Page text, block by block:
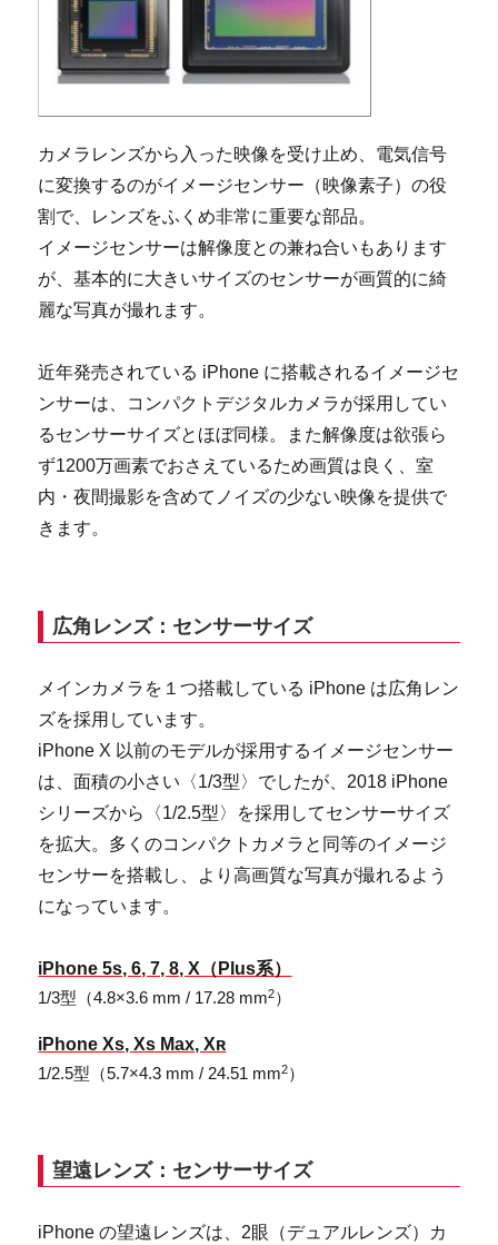
カメラレンズから入った映像を受け止め、電気信号
に変換するのがイメージセンサー（映像素子）の役
割で、レンズをふくめ非常に重要な部品。
イメージセンサーは解像度との兼ね合いもあります
が、基本的に大きいサイズのセンサーが画質的に綺
麗な写真が撮れます。
近年発売されている iPhone に搭載されるイメージセ
ンサーは、コンパクトデジタルカメラが採用してい
るセンサーサイズとほぼ同様。また解像度は欲張ら
ず1200万画素でおさえているため画質は良く、室
内・夜間撮影を含めてノイズの少ない映像を提供で
きます。
広角レンズ：センサーサイズ
メインカメラを１つ搭載している iPhone は広角レン
ズを採用しています。
iPhone X 以前のモデルが採用するイメージセンサー
は、面積の小さい〈1/3型〉でしたが、2018 iPhone
シリーズから〈1/2.5型〉を採用してセンサーサイズ
を拡大。多くのコンパクトカメラと同等のイメージ
センサーを搭載し、より高画質な写真が撮れるよう
になっています。
iPhone 5s, 6, 7, 8, X（Plus系）
1/3型（4.8×3.6 mm / 17.28 mm2）
iPhone Xs, Xs Max, Xʀ
1/2.5型（5.7×4.3 mm / 24.51 mm2）
望遠レンズ：センサーサイズ
iPhone の望遠レンズは、2眼（デュアルレンズ）カ